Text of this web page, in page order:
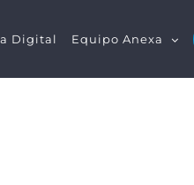
Digital Equipo Anexa